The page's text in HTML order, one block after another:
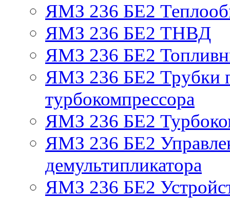
ЯМЗ 236 БЕ2
ЯМЗ 236 БЕ2 ТНВД
ЯМЗ 236 БЕ2
ЯМЗ 236 БЕ2 Трубки
турбокомпрессора
ЯМЗ 236 БЕ2
ЯМЗ 236 БЕ2
демультипликатора
ЯМЗ 236 БЕ2